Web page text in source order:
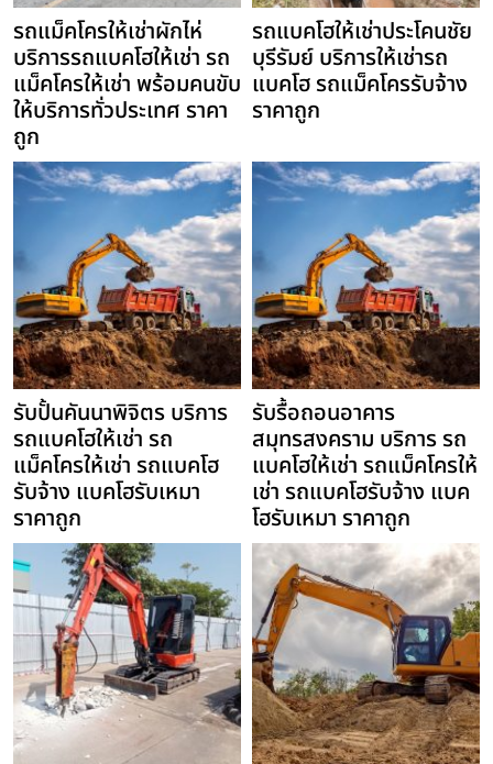
รถแม็คโครให้เช่าผักไห่
บริการรถแบคโฮให้เช่า รถ
แม็คโครให้เช่า พร้อมคนขับ
ให้บริการทั่วประเทศ ราคา
ถูก
รถแบคโฮให้เช่าประโคนชัย
บุรีรัมย์ บริการให้เช่ารถ
แบคโฮ รถแม็คโครรับจ้าง
ราคาถูก
รับปั้นคันนาพิจิตร บริการ
รถแบคโฮให้เช่า รถ
แม็คโครให้เช่า รถแบคโฮ
รับจ้าง แบคโฮรับเหมา
ราคาถูก
รับรื้อถอนอาคาร
สมุทรสงคราม บริการ รถ
แบคโฮให้เช่า รถแม็คโครให้
เช่า รถแบคโฮรับจ้าง แบค
โฮรับเหมา ราคาถูก